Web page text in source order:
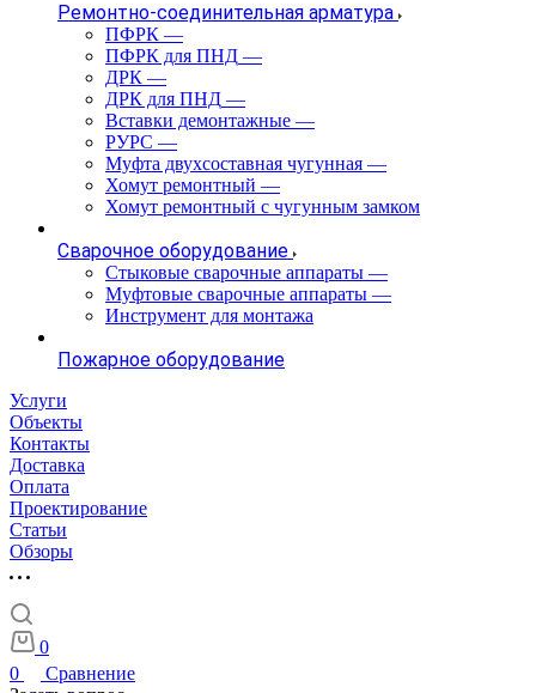
Ремонтно-соединительная арматура
ПФРК —
ПФРК для ПНД —
ДРК —
ДРК для ПНД —
Вставки демонтажные —
РУРС —
Муфта двухсоставная чугунная —
Хомут ремонтный —
Хомут ремонтный с чугунным замком
Сварочное оборудование
Стыковые сварочные аппараты —
Муфтовые сварочные аппараты —
Инструмент для монтажа
Пожарное оборудование
Услуги
Объекты
Контакты
Доставка
Оплата
Проектирование
Статьи
Обзоры
0
0
Сравнение